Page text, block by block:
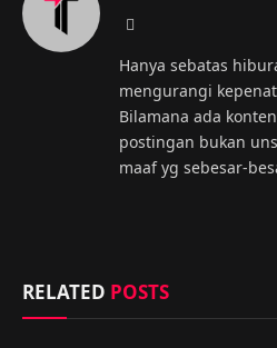
Hanya sebatas
mengurangi
Bilamana ada
postingan bukan
maaf yg sebesar-
RELATED POSTS